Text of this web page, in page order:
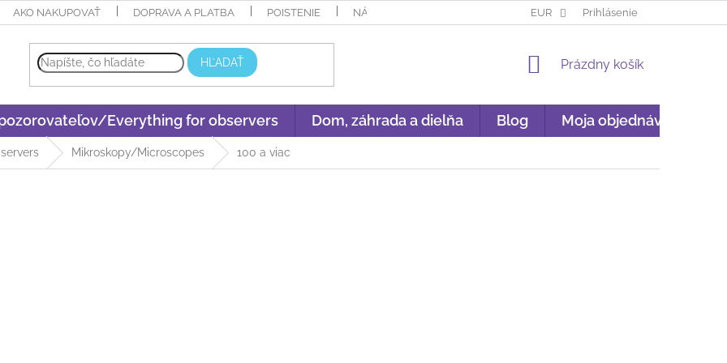
AKO NAKUPOVAŤ DOPRAVA A PLATBA POISTENIE NÁKUP NA SPLÁTKY GARANCIA ORIGINALITY
EUR Prihlásenie
HĽADAŤ
NÁKUPNÝ
Prázdny košík
Everything for observers Dom, záhrada a dielňa Blog Moja objednávka
Mikroskopy/Microscopes 100 a viac